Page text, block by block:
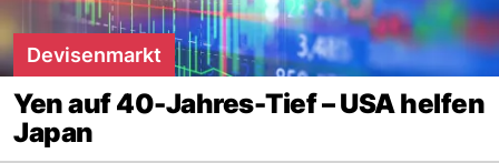
Devisenmarkt
Yen auf 40-Jahres-Tief – USA helfen
Japan